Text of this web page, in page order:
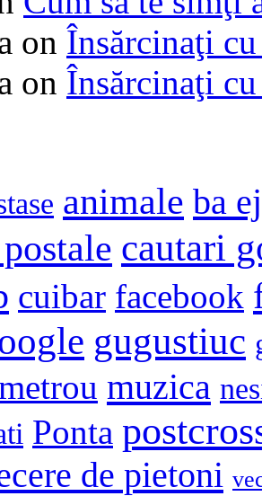
on Însărcinaţi
on Însărcinaţi
animale ba
cautari
cuibar facebook
gugustiuc
muzica
Ponta
de pietoni